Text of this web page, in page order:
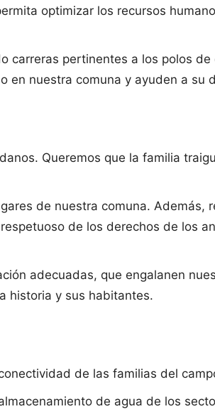
optimizar los recursos
carreras pertinentes a los polos
nuestra comuna y ayuden a su
Queremos que la familia
de nuestra comuna.
de los derechos de los
adecuadas, que engalanen
historia y sus habitantes.
de las familias del
de agua de los